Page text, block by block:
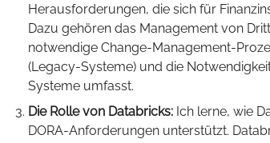
Herausforderungen, die sich für
Dazu gehören das Management von
notwendige Change-Management-
(Legacy-Systeme) und die
Systeme umfasst.
Die Rolle von Databricks: Ich lerne, wie
DORA-Anforderungen unterstützt.